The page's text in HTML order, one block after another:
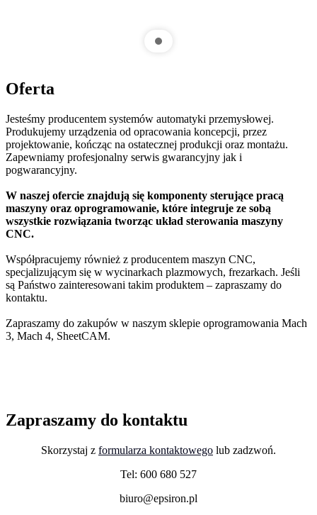
Oferta
Jesteśmy producentem systemów automatyki przemysłowej.
Produkujemy urządzenia od opracowania koncepcji, przez
projektowanie, kończąc na ostatecznej produkcji oraz montażu.
Zapewniamy profesjonalny serwis gwarancyjny jak i
pogwarancyjny.
W naszej ofercie znajdują się komponenty sterujące pracą
maszyny oraz oprogramowanie, które integruje ze sobą
wszystkie rozwiązania tworząc układ sterowania maszyny
CNC.
Współpracujemy również z producentem maszyn CNC,
specjalizującym się w wycinarkach plazmowych, frezarkach. Jeśli
są Państwo zainteresowani takim produktem – zapraszamy do
kontaktu.
Zapraszamy do zakupów w naszym sklepie oprogramowania Mach
3, Mach 4, SheetCAM.
Zapraszamy do kontaktu
Skorzystaj z formularza kontaktowego lub zadzwoń.
Tel: 600 680 527
biuro@epsiron.pl